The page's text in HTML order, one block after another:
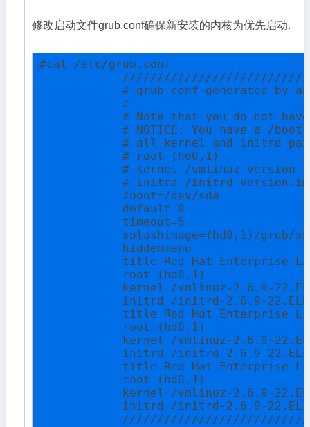
修改启动文件grub.conf确保新安装的内核为优先启动.
#cat /etc/grub.conf
# grub.conf generated by
            #
# Note that you do not
# NOTICE: You have a /boot
# all kernel and initrd
            # root (hd0,1)
# kernel /vmlinuz-version
# initrd /initrd-
            #boot=/dev/sda
            default=0
            timeout=5
splashimage=(hd0,1)/grub/
            hiddenmenu
title Red Hat Enterprise
            root (hd0,1)
kernel /vmlinuz-2.6.9-
initrd /initrd-2.6.9-
title Red Hat Enterprise
            root (hd0,1)
kernel /vmlinuz-2.6.9-
initrd /initrd-2.6.9-
title Red Hat Enterprise
            root (hd0,1)
kernel /vmlinuz-2.6.9-
initrd /initrd-2.6.9-